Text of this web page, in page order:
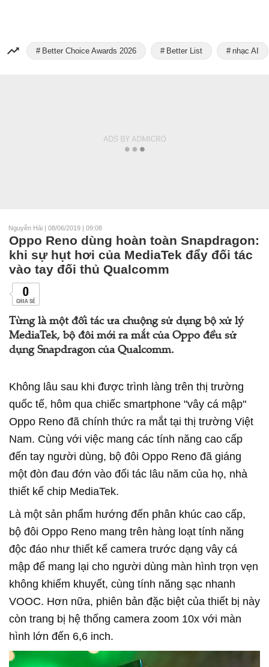
Better Choice Awards 2026 Better List nhạc AI
Nguyễn Hải | 08/06/2019 | 09:08
Oppo Reno dùng hoàn toàn Snapdragon:
khi sự hụt hơi của MediaTek đẩy đối tác
vào tay đối thủ Qualcomm
0
CHIA SẺ
Từng là một đối tác ưa chuộng sử dụng bộ xử lý
MediaTek, bộ đôi mới ra mắt của Oppo đều sử
dụng Snapdragon của Qualcomm.
Không lâu sau khi được trình làng trên thị trường
quốc tế, hôm qua chiếc smartphone "vây cá mập"
Oppo Reno đã chính thức ra mắt tại thị trường Việt
Nam. Cùng với việc mang các tính năng cao cấp
đến tay người dùng, bộ đôi Oppo Reno đã giáng
một đòn đau đớn vào đối tác lâu năm của họ, nhà
thiết kế chip MediaTek.
Là một sản phẩm hướng đến phân khúc cao cấp,
bộ đôi Oppo Reno mang trên hàng loạt tính năng
độc đáo như thiết kế camera trước dạng vây cá
mập để mang lại cho người dùng màn hình trọn vẹn
không khiếm khuyết, cùng tính năng sạc nhanh
VOOC. Hơn nữa, phiên bản đặc biệt của thiết bị này
còn trang bị hệ thống camera zoom 10x với màn
hình lớn đến 6,6 inch.